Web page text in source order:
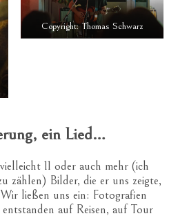
Copyright: Thomas Schwarz
ein Lied…
11 oder auch mehr (ich
zählen) Bilder, die er uns zeigte,
ließen uns ein: Fotografien
auf Reisen, auf Tour